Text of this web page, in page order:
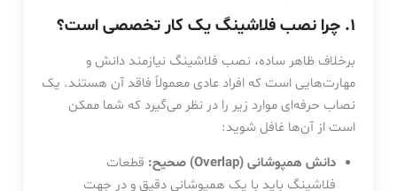
۱. چرا نصب فلاشینگ یک کار تخصصی است؟
برخلاف ظاهر ساده، نصب فلاشینگ نیازمند دانش و
مهارت‌هایی است که افراد عادی معمولاً فاقد آن هستند. یک
نصاب حرفه‌ای موارد زیر را در نظر می‌گیرد که شما ممکن
است از آن‌ها غافل شوید:
دانش همپوشانی (Overlap) صحیح:
قطعات
فلاشینگ باید با یک همپوشانی دقیق و در جهت